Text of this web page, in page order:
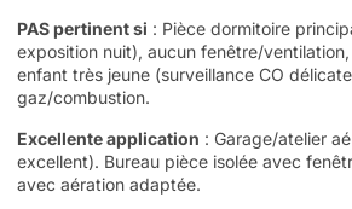
PAS pertinent si : Pièce dormitoire
exposition nuit), aucun fenêtre/
enfant très jeune (surveillance CO
gaz/combustion.
Excellente application : Garage/atelier
excellent). Bureau pièce isolée avec
avec aération adaptée.